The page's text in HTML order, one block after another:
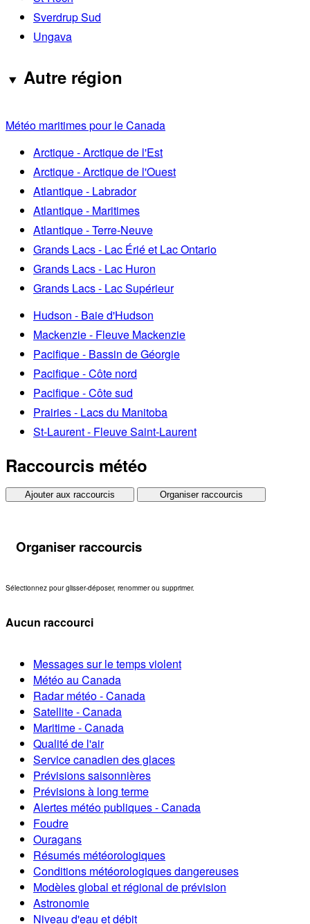
Sverdrup Sud
Ungava
Autre région
Météo maritimes pour le Canada
Arctique - Arctique de l'Est
Arctique - Arctique de l'Ouest
Atlantique - Labrador
Atlantique - Maritimes
Atlantique - Terre-Neuve
Grands Lacs - Lac Érié et Lac Ontario
Grands Lacs - Lac Huron
Grands Lacs - Lac Supérieur
Hudson - Baie d'Hudson
Mackenzie - Fleuve Mackenzie
Pacifique - Bassin de Géorgie
Pacifique - Côte nord
Pacifique - Côte sud
Prairies - Lacs du Manitoba
St-Laurent - Fleuve Saint-Laurent
Raccourcis météo
Ajouter aux raccourcis Organiser raccourcis
Organiser raccourcis
Sélectionnez pour glisser-déposer, renommer ou supprimer.
Aucun raccourci
Messages sur le temps violent
Météo au Canada
Radar météo - Canada
Satellite - Canada
Maritime - Canada
Qualité de l'air
Service canadien des glaces
Prévisions saisonnières
Prévisions à long terme
Alertes météo publiques - Canada
Foudre
Ouragans
Résumés météorologiques
Conditions météorologiques dangereuses
Modèles global et régional de prévision
Astronomie
Niveau d'eau et débit